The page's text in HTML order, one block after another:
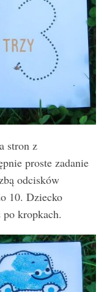
stron z
proste zadanie
odcisków
10. Dziecko
kropkach.